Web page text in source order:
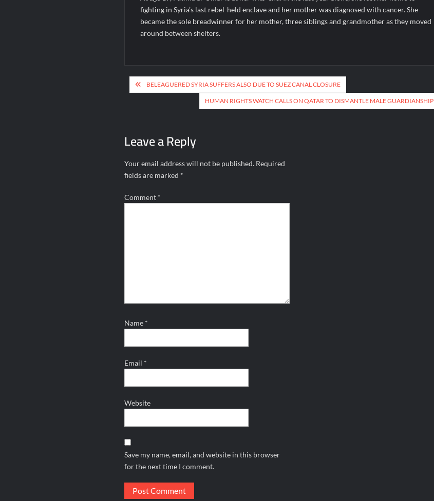
fighting in Syria’s last rebel-held enclave and her mother was diagnosed with cancer. She
became the sole breadwinner for her mother, three siblings and grandmother as they moved
around between shelters.
Post
navigation
BELEAGUERED SYRIA SUFFERS ALSO DUE TO SUEZ CANAL CLOSURE
HUMAN RIGHTS WATCH CALLS ON QATAR TO DISMANTLE MALE GUARDIANSHIP
Leave a Reply
Your email address will not be published. Required
fields are marked *
Comment *
Name *
Email *
Website
Save my name, email, and website in this browser
for the next time I comment.